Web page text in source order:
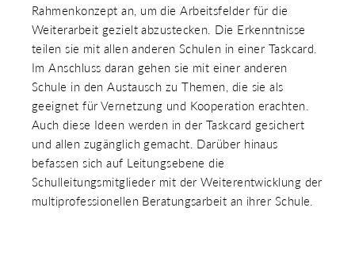
Rahmenkonzept an, um die Arbeitsfelder für die
Weiterarbeit gezielt abzustecken. Die Erkenntnisse
teilen sie mit allen anderen Schulen in einer Taskcard.
Im Anschluss daran gehen sie mit einer anderen
Schule in den Austausch zu Themen, die sie als
geeignet für Vernetzung und Kooperation erachten.
Auch diese Ideen werden in der Taskcard gesichert
und allen zugänglich gemacht. Darüber hinaus
befassen sich auf Leitungsebene die
Schulleitungsmitglieder mit der Weiterentwicklung der
multiprofessionellen Beratungsarbeit an ihrer Schule.